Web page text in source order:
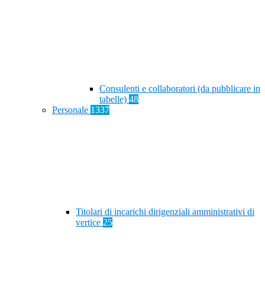
Consulenti e collaboratori (da pubblicare in
tabelle) 48
Personale 1337
Titolari di incarichi dirigenziali amministrativi di
vertice 25